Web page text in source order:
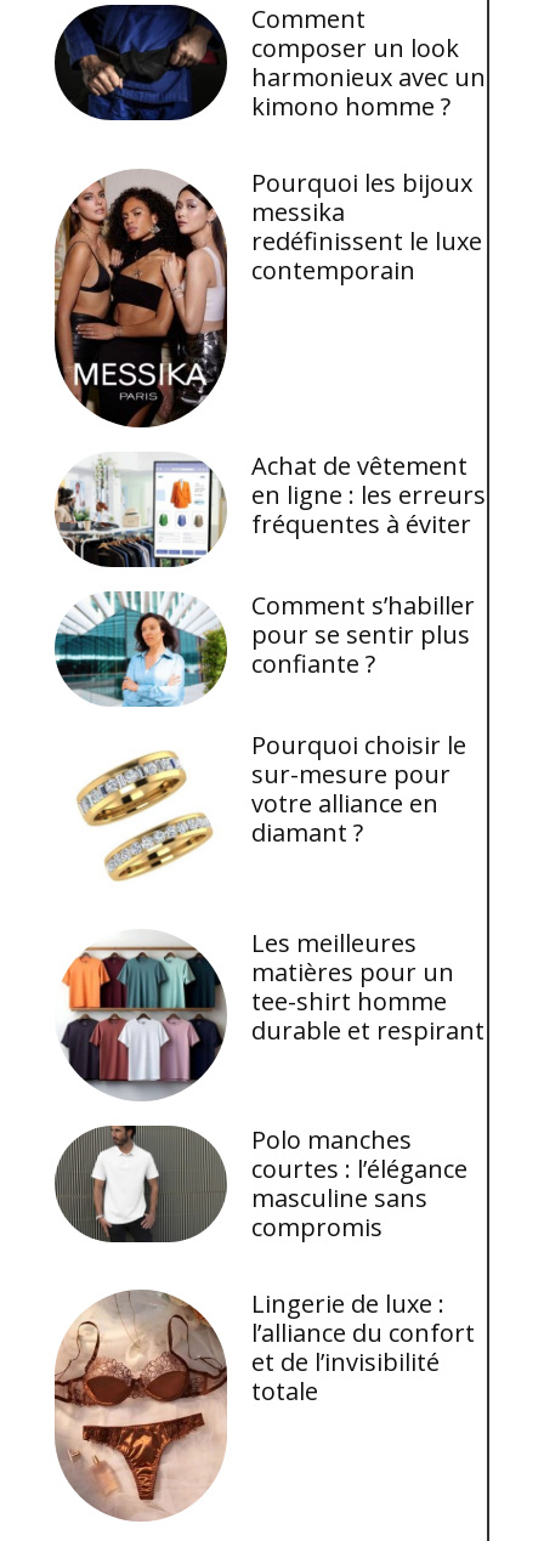
Comment
composer un look
harmonieux avec un
kimono homme ?
Pourquoi les bijoux
messika
redéfinissent le luxe
contemporain
Achat de vêtement
en ligne : les erreurs
fréquentes à éviter
Comment s’habiller
pour se sentir plus
confiante ?
Pourquoi choisir le
sur-mesure pour
votre alliance en
diamant ?
Les meilleures
matières pour un
tee-shirt homme
durable et respirant
Polo manches
courtes : l’élégance
masculine sans
compromis
Lingerie de luxe :
l’alliance du confort
et de l’invisibilité
totale